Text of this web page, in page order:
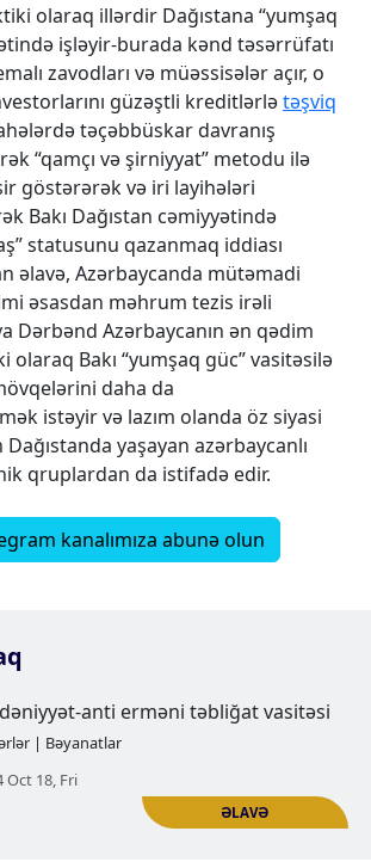
olaraq illərdir Dağıstana “yumşaq
işləyir-burada kənd təsərrüfatı
zavodları və müəssisələr açır, o
güzəştli kreditlərlətəşviq
təçəbbüskar davranış
“qamçı və şirniyyat” metodu ilə
göstərərək və iri layihələri
Bakı Dağıstan cəmiyyətində
statusunu qazanmaq iddiası
əlavə, Azərbaycanda mütəmadi
əsasdan məhrum tezis irəli
Dərbənd Azərbaycanın ən qədim
olaraq Bakı “yumşaq güc” vasitəsilə
daha da
istəyir və lazım olanda öz siyasi
yaşayan azərbaycanlı
qruplardan da istifadə edir.
kanalımıza abunə olun